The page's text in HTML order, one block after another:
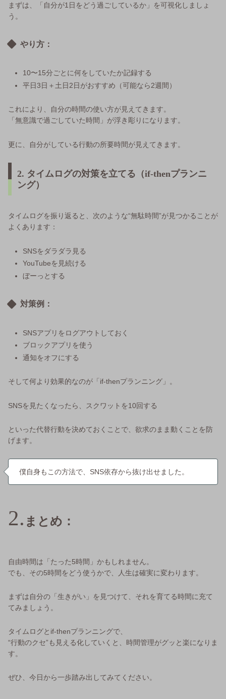
まずは、「自分が1日をどう過ごしているか」を可視化しましょ
う。
やり方：
10〜15分ごとに何をしていたか記録する
平日3日＋土日2日がおすすめ（可能なら2週間）
これにより、自分の時間の使い方が見えてきます。
「無意識で過ごしていた時間」が浮き彫りになります。
更に、自分がしている行動の所要時間が見えてきます。
2. タイムログの対策を立てる（if-thenプランニ
ング）
タイムログを振り返ると、次のような“無駄時間”が見つかることが
よくあります：
SNSをダラダラ見る
YouTubeを見続ける
ぼーっとする
対策例：
SNSアプリをログアウトしておく
ブロックアプリを使う
通知をオフにする
そして何より効果的なのが「if-thenプランニング」。
SNSを見たくなったら、スクワットを10回する
といった代替行動を決めておくことで、欲求のまま動くことを防
げます。
僕自身もこの方法で、SNS依存から抜け出せました。
まとめ：
自由時間は「たった5時間」かもしれません。
でも、その5時間をどう使うかで、人生は確実に変わります。
まずは自分の「生きがい」を見つけて、それを育てる時間に充て
てみましょう。
タイムログとif-thenプランニングで、
“行動のクセ”も見える化していくと、時間管理がグッと楽になりま
す。
ぜひ、今日から一歩踏み出してみてください。